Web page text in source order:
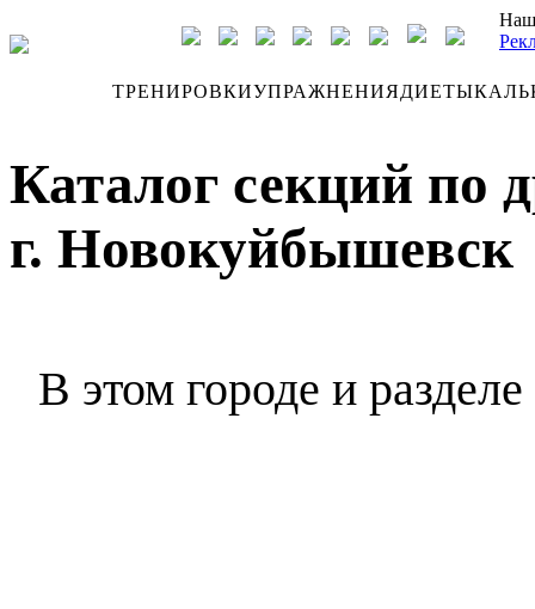
ТРЕНИРОВКИУПРАЖНЕНИЯДИЕТЫ
Каталог секций по
г. Новокуйбышевск
В этом городе и